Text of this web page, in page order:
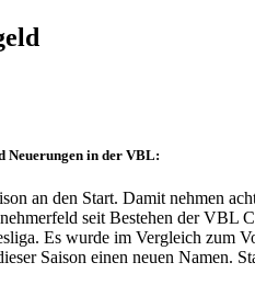
Neuerungen in der VBL:
an den Start. Damit nehmen
seit Bestehen der
Es wurde im Vergleich zum
Saison einen neuen Namen.